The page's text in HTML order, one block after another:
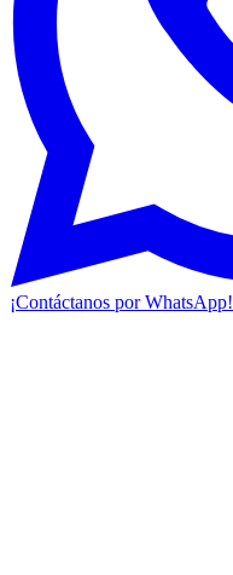
¡Contáctanos por WhatsApp!